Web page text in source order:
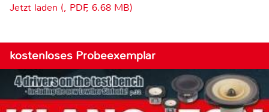
Jetzt laden (, PDF, 6.68 MB)
kostenloses Probeexemplar